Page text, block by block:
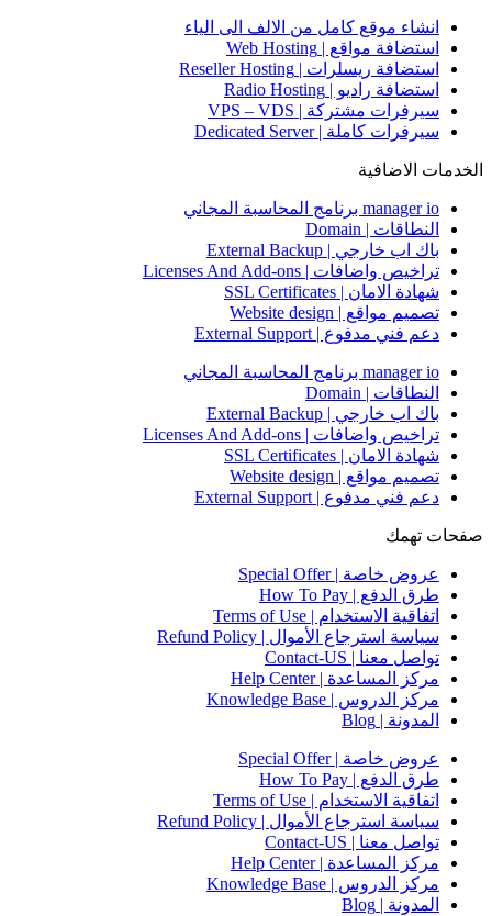
انشاء موقع كامل من الالف الى الياء
استضافة مواقع | Web Hosting
استضافة ريسلرات | Reseller Hosting
استضافة راديو | Radio Hosting
سيرفرات مشتركة | VPS – VDS
سيرفرات كاملة | Dedicated Server
الخدمات الاضافية
manager io برنامج المحاسبة المجاني
النطاقات | Domain
باك اب خارجي | External Backup
تراخيص واضافات | Licenses And Add-ons
شهادة الامان | SSL Certificates
تصميم مواقع | Website design
دعم فني مدفوع | External Support
manager io برنامج المحاسبة المجاني
النطاقات | Domain
باك اب خارجي | External Backup
تراخيص واضافات | Licenses And Add-ons
شهادة الامان | SSL Certificates
تصميم مواقع | Website design
دعم فني مدفوع | External Support
صفحات تهمك
عروض خاصة | Special Offer
طرق الدفع | How To Pay
اتفاقية الاستخدام | Terms of Use
سياسة استرجاع الأموال | Refund Policy
تواصل معنا | Contact-US
مركز المساعدة | Help Center
مركز الدروس | Knowledge Base
المدونة | Blog
عروض خاصة | Special Offer
طرق الدفع | How To Pay
اتفاقية الاستخدام | Terms of Use
سياسة استرجاع الأموال | Refund Policy
تواصل معنا | Contact-US
مركز المساعدة | Help Center
مركز الدروس | Knowledge Base
المدونة | Blog